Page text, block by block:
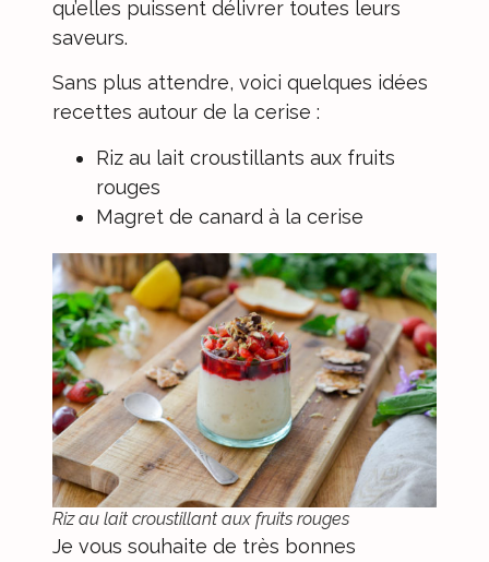
qu’elles puissent délivrer toutes leurs
saveurs.
Sans plus attendre, voici quelques idées
recettes autour de la cerise :
Riz au lait croustillants aux fruits
rouges
Magret de canard à la cerise
Riz au lait croustillant aux fruits rouges
Je vous souhaite de très bonnes